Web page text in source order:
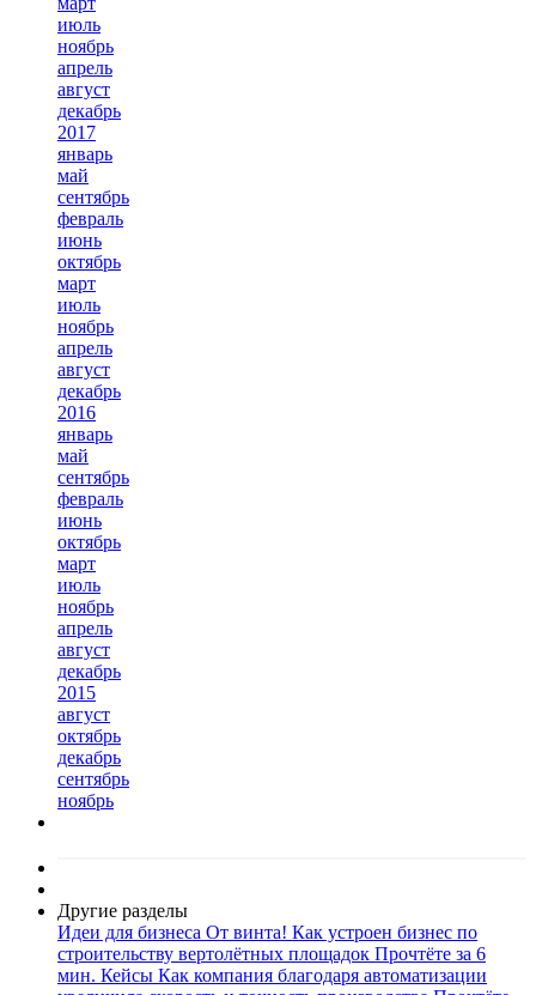
июль
ноябрь
апрель
август
декабрь
2017
январь
май
сентябрь
февраль
июнь
октябрь
март
июль
ноябрь
апрель
август
декабрь
2016
январь
май
сентябрь
февраль
июнь
октябрь
март
июль
ноябрь
апрель
август
декабрь
2015
август
октябрь
декабрь
сентябрь
ноябрь
Другие разделы
Идеи для бизнеса От винта! Как устроен бизнес по
строительству вертолётных площадок Прочтёте за 6
мин. Кейсы Как компания благодаря автоматизации